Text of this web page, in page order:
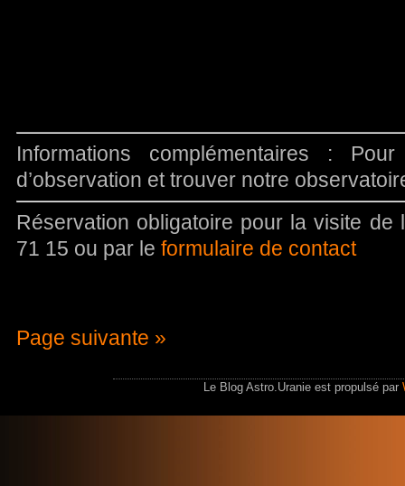
Informations complémentaires :
d’observation et trouver notre
Réservation obligatoire pour la visite de
71 15 ou par le formulaire de contact
Page suivante »
Le Blog Astro.Uranie est propulsé par